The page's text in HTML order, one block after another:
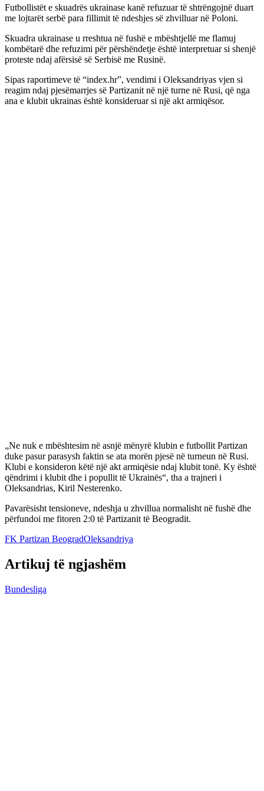
Futbollistët e skuadrës ukrainase kanë refuzuar të shtrëngojnë duart
me lojtarët serbë para fillimit të ndeshjes së zhvilluar në Poloni.
Skuadra ukrainase u rreshtua në fushë e mbështjellë me flamuj
kombëtarë dhe refuzimi për përshëndetje është interpretuar si shenjë
proteste ndaj afërsisë së Serbisë me Rusinë.
Sipas raportimeve të “index.hr”, vendimi i Oleksandriyas vjen si
reagim ndaj pjesëmarrjes së Partizanit në një turne në Rusi, që nga
ana e klubit ukrainas është konsideruar si një akt armiqësor.
„Ne nuk e mbështesim në asnjë mënyrë klubin e futbollit Partizan
duke pasur parasysh faktin se ata morën pjesë në turneun në Rusi.
Klubi e konsideron këtë një akt armiqësie ndaj klubit tonë. Ky është
qëndrimi i klubit dhe i popullit të Ukrainës“, tha a trajneri i
Oleksandrias, Kiril Nesterenko.
Pavarësisht tensioneve, ndeshja u zhvillua normalisht në fushë dhe
përfundoi me fitoren 2:0 të Partizanit të Beogradit.
FK Partizan BeogradOleksandriya
Artikuj të ngjashëm
Bundesliga